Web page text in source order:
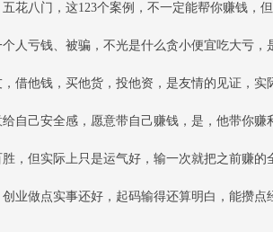
花八门，这123个案例，不一定能帮你赚钱，
人亏钱、被骗，不光是什么贪小便宜吃大亏，
借他钱，买他货，投他资，是友情的见证，实
自己安全感，愿意带自己赚钱，是，他带你
，但实际上只是运气好，输一次就把之前赚的
业做点实事还好，起码输得还算明白，能攒